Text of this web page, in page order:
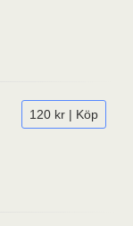
120 kr | Köp